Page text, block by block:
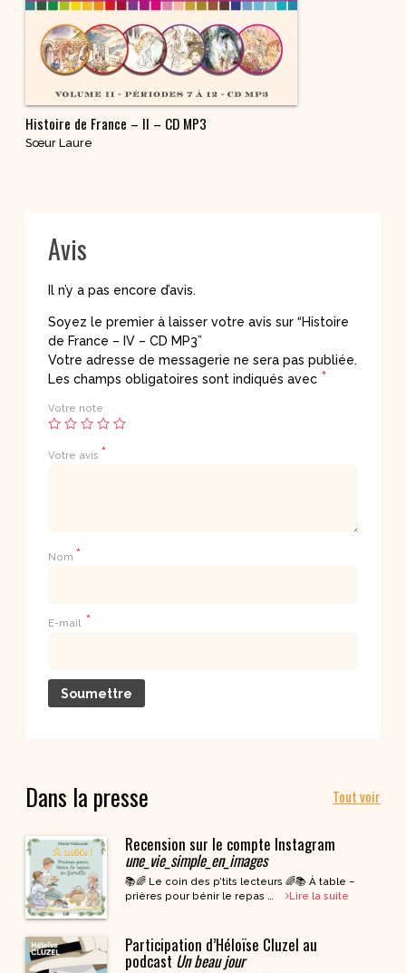
Histoire de France – II – CD MP3
Sœur Laure
Avis
Il n’y a pas encore d’avis.
Soyez le premier à laisser votre avis sur “Histoire
de France – IV – CD MP3”
Votre adresse de messagerie ne sera pas publiée.
Les champs obligatoires sont indiqués avec *
Votre note
Votre avis *
Nom *
E-mail *
Dans la presse Tout voir
Recension sur le compte Instagram
une_vie_simple_en_images
📚🌈 Le coin des p’tits lecteurs 🌈📚 À table –
prières pour bénir le repas …
Lire la suite
Participation d’Héloïse Cluzel au
podcast Un beau jour